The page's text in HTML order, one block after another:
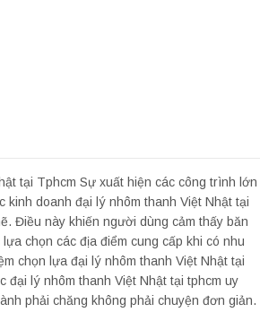
tại Tphcm Sự xuất hiện các công trình lớn
kinh doanh đại lý nhôm thanh Việt Nhật tại
Điều này khiến người dùng cảm thấy băn
chọn các địa điểm cung cấp khi có nhu
chọn lựa đại lý nhôm thanh Việt Nhật tại
đại lý nhôm thanh Việt Nhật tại tphcm uy
phải chăng không phải chuyện đơn giản.